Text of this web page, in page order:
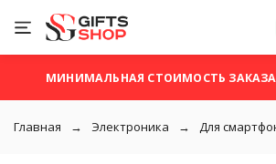
МИНИМАЛЬНАЯ СТОИМОСТЬ ЗАКАЗА
Главная Электроника Для